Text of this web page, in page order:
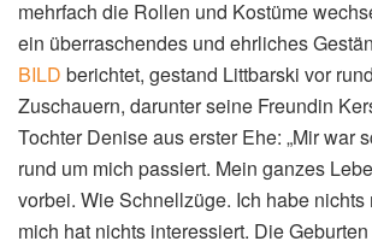
mehrfach die Rollen und Kostüme
ein überraschendes und ehrliches
BILD berichtet, gestand Littbarski vor
Zuschauern, darunter seine Freundin
Tochter Denise aus erster Ehe: „Mir war
rund um mich passiert. Mein ganzes
vorbei. Wie Schnellzüge. Ich habe nichts
mich hat nichts interessiert. Die